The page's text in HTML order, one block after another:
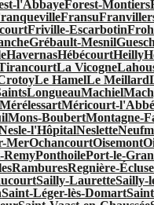
l'AbbayeForest-Montiers
Fransu
Friville-Escarbotin
Grébault-Mesnil
HavernasHébécourtHeilly
La Vicogne
Le HamelLe Meillard
LongueauMachiel
MérélessartMéricourt-
Mons-BoubertMontagne-
l'HôpitalNeslette
MerOchancourtOisemont
RemyPonthoilePort-le-
RamburesRegnière-Écluse
Sailly-LauretteSailly-
Saint-Léger-lès-Domart